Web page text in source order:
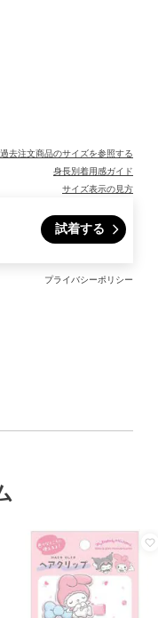
過去注文商品のサイズを参照する
身長別着用感ガイド
サイズ表示の見方
試着する
プライバシーポリシー